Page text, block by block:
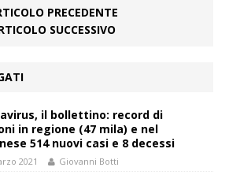
PRECEDENTE
SUCCESSIVO
il bollettino: record di
in regione (47 mila) e nel
514 nuovi casi e 8 decessi
2021 Giovanni Botti